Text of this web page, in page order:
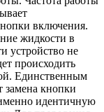
включения.
жидкости в
устройство не
происходить
Единственным
замена кнопки
идентичную